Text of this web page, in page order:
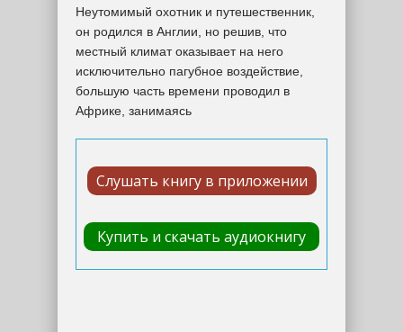
Неутомимый охотник и путешественник,
он родился в Англии, но решив, что
местный климат оказывает на него
исключительно пагубное воздействие,
большую часть времени проводил в
Африке, занимаясь
Слушать книгу в приложении
Купить и скачать аудиокнигу